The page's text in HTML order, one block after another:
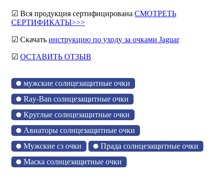
☑ Вся продукция сертифицирована СМОТРЕТЬ
СЕРТИФИКАТЫ>>>
☑ Скачать инструкцию по уходу за очками Jaguar
☑ ОСТАВИТЬ ОТЗЫВ
мужские солнцезащитные очки
Ray-Ban солнцезащитные очки
Круглые солнцезащитные очки
Авиаторы солнцезащитные очки
Мужские сз очки
Прада солнцезащитные очки
Маска солнцезащитные очки